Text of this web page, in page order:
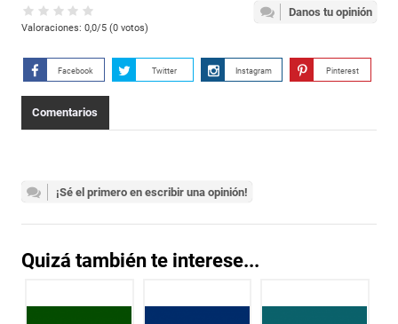
Danos tu opinión
Valoraciones: 0,0/5 (0votos)
Facebook Twitter Instagram Pinterest
Comentarios
¡Sé el primero en escribir una opinión!
Quizá también te interese...